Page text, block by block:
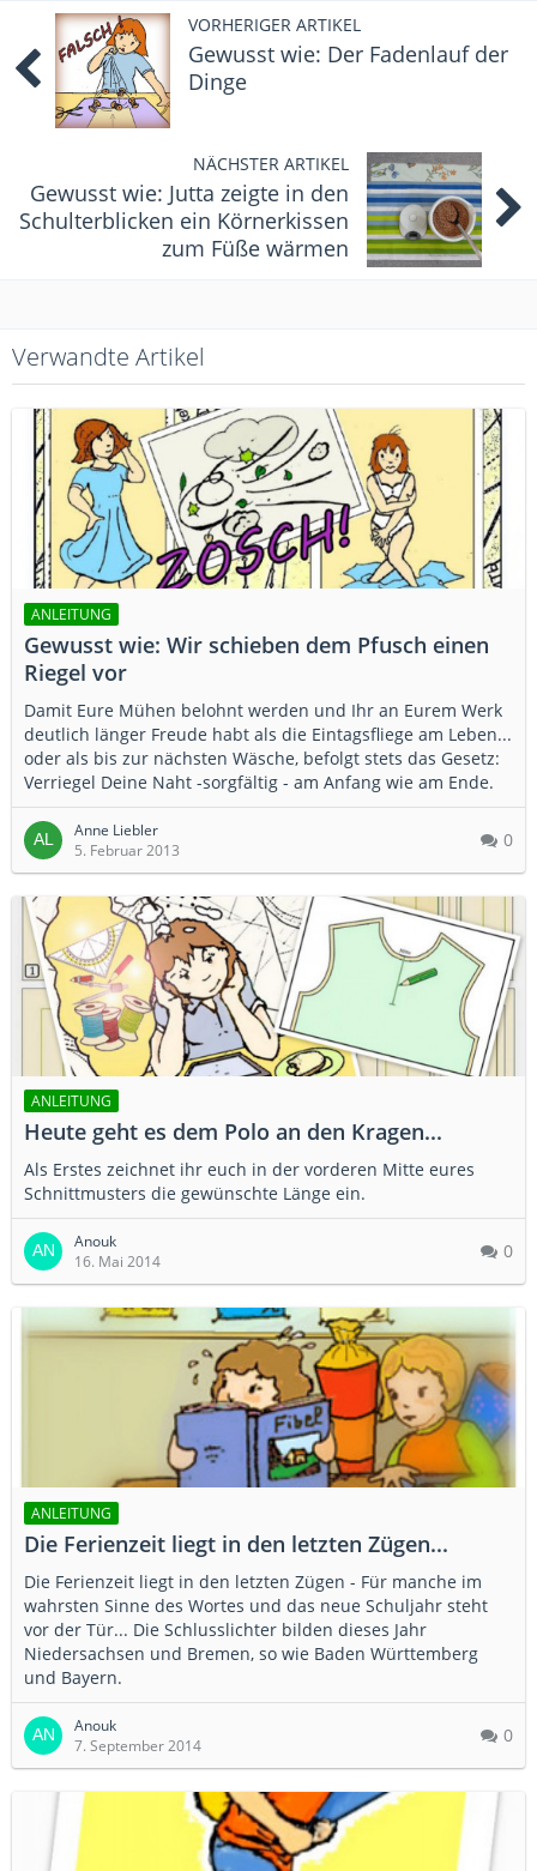
VORHERIGER ARTIKEL
Gewusst wie: Der Fadenlauf der
Dinge
NÄCHSTER ARTIKEL
Gewusst wie: Jutta zeigte in den
Schulterblicken ein Körnerkissen
zum Füße wärmen
Verwandte Artikel
ANLEITUNG
Gewusst wie: Wir schieben dem Pfusch einen
Riegel vor
Damit Eure Mühen belohnt werden und Ihr an Eurem Werk
deutlich länger Freude habt als die Eintagsfliege am Leben...
oder als bis zur nächsten Wäsche, befolgt stets das Gesetz:
Verriegel Deine Naht -sorgfältig - am Anfang wie am Ende.
Anne Liebler
5. Februar 2013
0
ANLEITUNG
Heute geht es dem Polo an den Kragen...
Als Erstes zeichnet ihr euch in der vorderen Mitte eures
Schnittmusters die gewünschte Länge ein.
Anouk
16. Mai 2014
0
ANLEITUNG
Die Ferienzeit liegt in den letzten Zügen...
Die Ferienzeit liegt in den letzten Zügen - Für manche im
wahrsten Sinne des Wortes und das neue Schuljahr steht
vor der Tür... Die Schlusslichter bilden dieses Jahr
Niedersachsen und Bremen, so wie Baden Württemberg
und Bayern.
Anouk
7. September 2014
0